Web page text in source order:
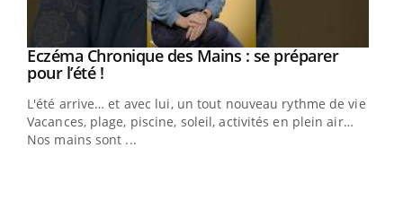
Youtube
Eczéma Chronique des Mains : se préparer
pour l’été !Youtube
L'été arrive… et avec lui, un tout nouveau rythme de vie !
Vacances, plage, piscine, soleil, activités en plein air…
Nos mains sont ...